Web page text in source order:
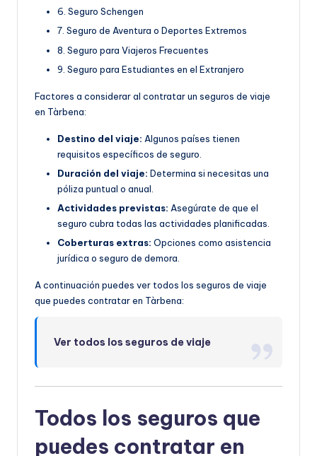
6. Seguro Schengen
7. Seguro de Aventura o Deportes Extremos
8. Seguro para Viajeros Frecuentes
9. Seguro para Estudiantes en el Extranjero
Factores a considerar al contratar un seguros de viaje
en Tàrbena:
Destino del viaje: Algunos países tienen
requisitos específicos de seguro.
Duración del viaje: Determina si necesitas una
póliza puntual o anual.
Actividades previstas: Asegúrate de que el
seguro cubra todas las actividades planificadas.
Coberturas extras: Opciones como asistencia
jurídica o seguro de demora.
A continuación puedes ver todos los seguros de viaje
que puedes contratar en Tàrbena:
Ver todos los seguros de viaje
Todos los seguros que
puedes contratar en